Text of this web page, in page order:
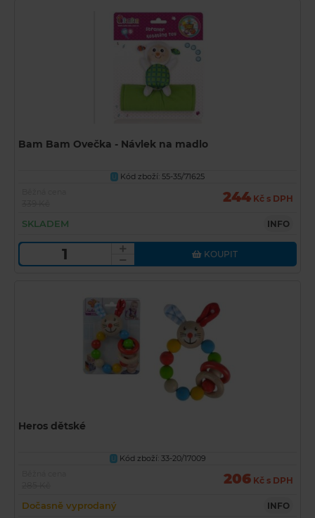
Bam Bam Ovečka - Návlek na madlo
U
Kód zboží: 55-35/71625
244 Kč s DPH
SKLADEM INFO
KOUPIT
Heros dětské
U Kód zboží: 33-20/17009
206 Kč s DPH
Dočasně vyprodaný INFO